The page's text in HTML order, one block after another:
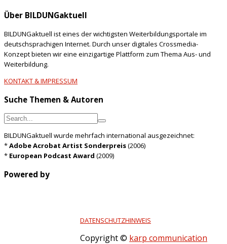
Über BILDUNGaktuell
BILDUNGaktuell ist eines der wichtigsten Weiterbildungsportale im
deutschsprachigen Internet. Durch unser digitales Crossmedia-
Konzept bieten wir eine einzigartige Plattform zum Thema Aus- und
Weiterbildung.
KONTAKT & IMPRESSUM
Suche Themen & Autoren
BILDUNGaktuell wurde mehrfach international ausgezeichnet:
*Adobe Acrobat Artist Sonderpreis(2006)
* European Podcast Award (2009)
Powered by
DATENSCHUTZHINWEIS
Copyright © karp communication